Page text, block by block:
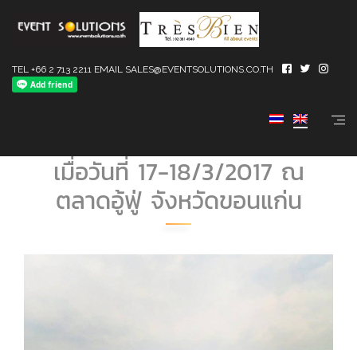
TEL +66 2 713 2211 EMAIL SALES@EVENTSOLUTIONS.CO.TH
(ไทย) Aluminium Stage
เมื่อวันที่ 17-18/3/2017 ณ
ตลาดอู้ฟู่ จังหวัดขอนแก่น